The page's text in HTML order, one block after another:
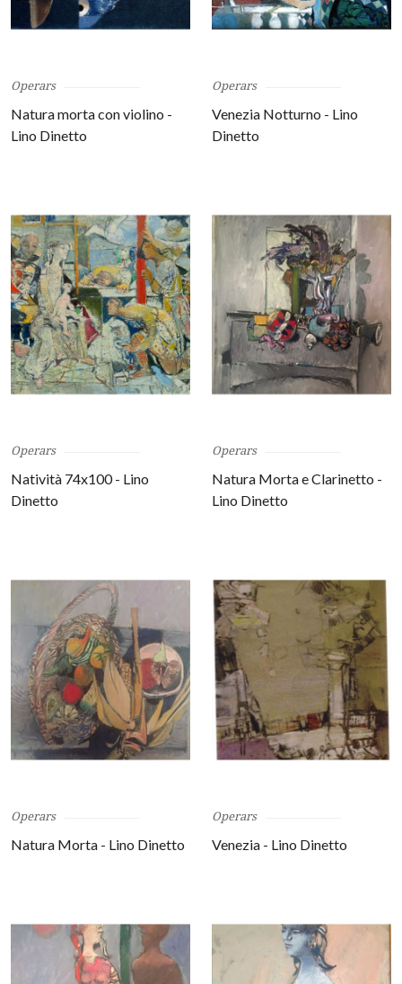
Operars
Natura morta con violino -
Lino Dinetto
Operars
Venezia Notturno - Lino
Dinetto
Operars
Natività 74x100 - Lino
Dinetto
Operars
Natura Morta e Clarinetto -
Lino Dinetto
Operars
Natura Morta - Lino Dinetto
Operars
Venezia - Lino Dinetto